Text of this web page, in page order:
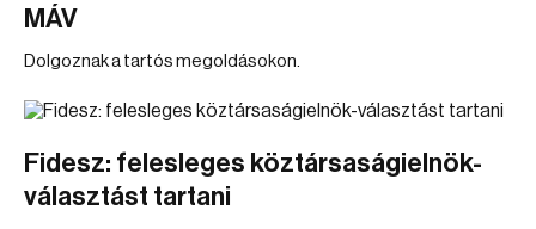
MÁV
Dolgoznak a tartós megoldásokon.
Fidesz: felesleges köztársaságielnök-
választást tartani